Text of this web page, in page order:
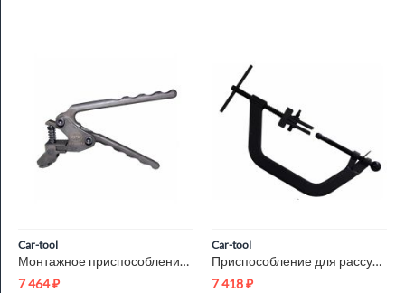
Car-tool
Монтажное приспособление VAG Car-Tool CT-U0210
7 464₽
Car-tool
Приспособление для рассухаривания клапанов MAZDA Car-Tool CT-...
7 418₽